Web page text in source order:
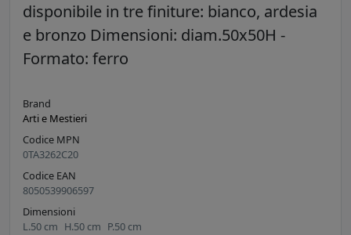
disponibile in tre finiture: bianco, ardesia
e bronzo Dimensioni: diam.50x50H -
Formato: ferro
Brand
Arti e Mestieri
Codice MPN
0TA3262C20
Codice EAN
8050539906597
Dimensioni
L.50 cm H.50 cm P.50 cm